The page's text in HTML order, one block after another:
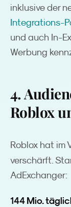
inklusive der
Integrations-
und auch In-
Werbung
4.
Roblox
Roblox hat im
verschärft.
AdExchanger:
144 Mio.